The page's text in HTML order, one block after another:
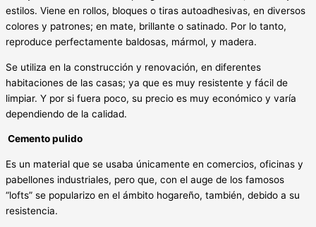
estilos. Viene en rollos, bloques o tiras autoadhesivas, en diversos
colores y patrones; en mate, brillante o satinado. Por lo tanto,
reproduce perfectamente baldosas, mármol, y madera.
Se utiliza en la construcción y renovación, en diferentes
habitaciones de las casas; ya que es muy resistente y fácil de
limpiar. Y por si fuera poco, su precio es muy económico y varía
dependiendo de la calidad.
Cemento pulido
Es un material que se usaba únicamente en comercios, oficinas y
pabellones industriales, pero que, con el auge de los famosos
“lofts” se popularizo en el ámbito hogareño, también, debido a su
resistencia.